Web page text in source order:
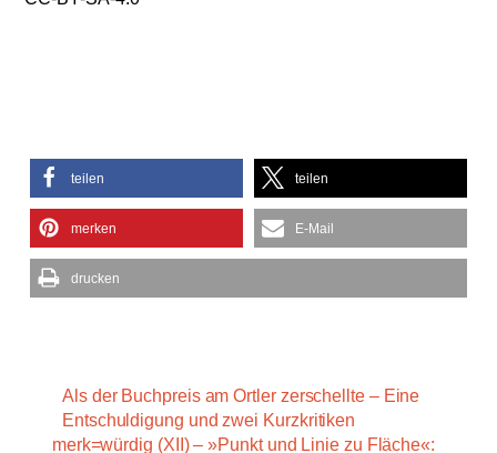
teilen teilen
merken E-Mail
drucken
Als der Buchpreis am Ortler zerschellte – Eine
Entschuldigung und zwei Kurzkritiken
merk=würdig (XII) – »Punkt und Linie zu Fläche«: